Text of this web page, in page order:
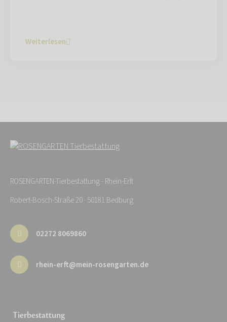
Weiterlesen
ROSENGARTEN-Tierbestattung - Rhein-Erft
Robert-Bosch-Straße 20 · 50181 Bedburg
02272 8069860
rhein-erft@mein-rosengarten.de
Tierbestattung